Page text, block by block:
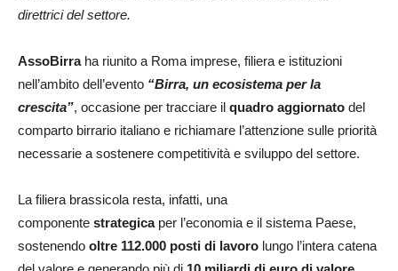
direttrici del settore.
AssoBirra ha riunito a Roma imprese, filiera e istituzioni
nell’ambito dell’evento “Birra, un ecosistema per la
crescita”, occasione per tracciare il quadro aggiornato del
comparto birrario italiano e richiamare l’attenzione sulle priorità
necessarie a sostenere competitività e sviluppo del settore.
La filiera brassicola resta, infatti, una
componente strategicaper l’economia e il sistema Paese,
sostenendo oltre 112.000 posti di lavoro lungo l’intera catena